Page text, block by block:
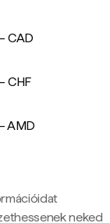
CAD
CHF
AMD
neked